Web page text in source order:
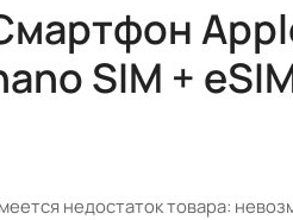
SIM +
недостаток товара: